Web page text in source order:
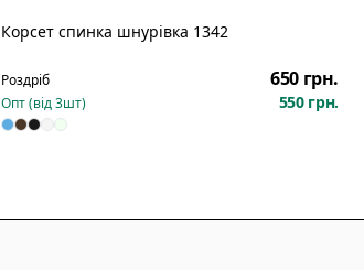
Корсет спинка шнурівка 1342
Роздріб 650 грн.
Опт (від3шт) 550 грн.